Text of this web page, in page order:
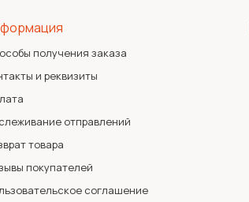
получения заказа
и реквизиты
отправлений
товара
покупателей
соглашение